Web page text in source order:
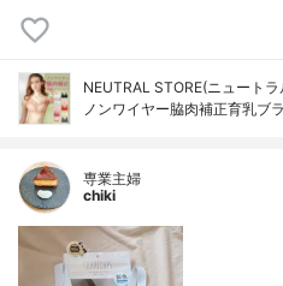
NEUTRAL STORE(ニュート
ノンワイヤー脇肉補正育乳ブ
専業主婦
chiki